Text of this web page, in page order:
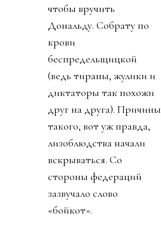
чтобы вручить
Дональду. Собрату по
крови
беспредельщицкой
(ведь тираны, жулики и
диктаторы так похожи
друг на друга). Причины
такого, вот уж правда,
лизоблюдства начали
вскрываться. Со
стороны федераций
зазвучало слово
«бойкот».